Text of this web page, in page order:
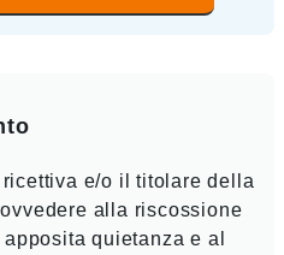
ricettiva e/o il titolare della
alla riscossione
quietanza e al